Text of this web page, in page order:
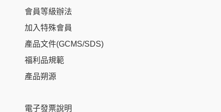
會員等級辦法
加入特殊會員
產品文件(GCMS/SDS)
福利品規範
產品朔源
電子發票說明